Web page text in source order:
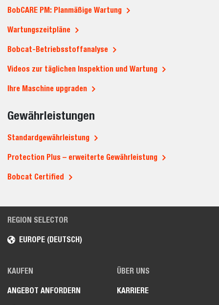
BobCARE PM: Planmäßige Wartung
Wartungszeitpläne
Bobcat-Betriebsstoffanalyse
Videos zur täglichen Inspektion und Wartung
Ihre Maschine upgraden
Gewährleistungen
Standardgewährleistung
Protection Plus – erweiterte Gewährleistung
Bobcat Certified
REGION SELECTOR
EUROPE (DEUTSCH)
KAUFEN
ANGEBOT ANFORDERN
ÜBER UNS
KARRIERE